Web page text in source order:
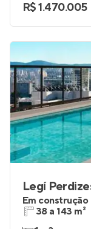
R$ 1.470.005
Legí
Em construção
38 a 143 m²